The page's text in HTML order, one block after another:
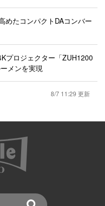
めたコンパクトDAコンバー
プロジェクター「ZUH1200
メンを実現
8/7 11:29 更新